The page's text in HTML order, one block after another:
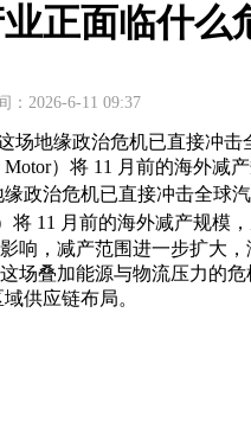
正面临什么
：2026-6-11 09:37
场地缘政治危机已直接冲击
）将 11 月前的海外减
政治危机已直接冲击全球
将 11 月前的海外减产规模
响，减产范围进一步扩大
场叠加能源与物流压力的
供应链布局。